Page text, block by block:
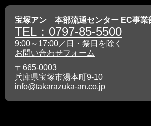
宝塚アン 本部流通センター EC事業
TEL：0797-85-5500
9:00～17:00／日・祭日を除く
お問い合わせフォーム
〒665-0003
兵庫県宝塚市湯本町9-10
info@takarazuka-an.co.jp